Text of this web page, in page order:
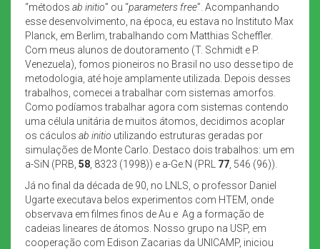
“métodos ab initio” ou “parameters free”. Acompanhando
esse desenvolvimento, na época, eu estava no Instituto Max
Planck, em Berlim, trabalhando com Matthias Scheffler.
Com meus alunos de doutoramento (T. Schmidt e P.
Venezuela), fomos pioneiros no Brasil no uso desse tipo de
metodologia, até hoje amplamente utilizada. Depois desses
trabalhos, comecei a trabalhar com sistemas amorfos.
Como podíamos trabalhar agora com sistemas contendo
uma célula unitária de muitos átomos, decidimos acoplar
os cáculos ab initio utilizando estruturas geradas por
simulações de Monte Carlo. Destaco dois trabalhos: um em
a-SiN (PRB, 58 , 8323 (1998)) e a-Ge:N (PRL 77 , 546 (96)).
Já no final da década de 90, no LNLS, o professor Daniel
Ugarte executava belos experimentos com HTEM, onde
observava em filmes finos de Au e Ag a formação de
cadeias lineares de átomos. Nosso grupo na USP, em
cooperação com Edison Zacarias da UNICAMP, iniciou